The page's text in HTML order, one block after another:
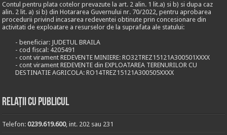
Contul pentru plata cotelor prevazute la art. 2 alin. 1 lit.a) si b) si dupa caz
alin. 2 lit. a) si b) din Hotararea Guvernului nr. 70/2022, pentru aprobarea
procedurii privind incasarea redeventei obtinute prin concesionare din
activitati de exploatare a resurselor de la suprafata ale statului:
- beneficiar: JUDETUL BRAILA
- cod fiscal: 4205491
- cont virament REDEVENTE MINIERE: RO32TREZ15121A300501XXXX
- cont virament REDEVENTE din EXPLOATAREA TERENURILOR CU
DESTINATIE AGRICOLA: RO14TREZ15121A300505XXXX
Relații cu publicul
Telefon:0239.619.600, int. 202 sau 231